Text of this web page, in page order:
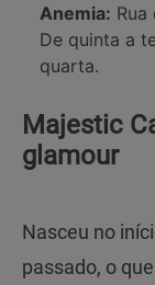
Anemia:
De quinta a
quarta.
Majestic
glamour
Nasceu no
passado, o